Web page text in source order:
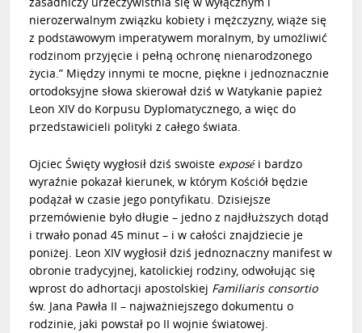
nierozerwalnym związku kobiety i mężczyzny, wiąże się
z podstawowym imperatywem moralnym, by umożliwić
rodzinom przyjęcie i pełną ochronę nienarodzonego
życia.” Między innymi te mocne, piękne i jednoznacznie
ortodoksyjne słowa skierował dziś w Watykanie papież
Leon XIV do Korpusu Dyplomatycznego, a więc do
przedstawicieli polityki z całego świata.
Ojciec Święty wygłosił dziś swoiste exposéi bardzo
wyraźnie pokazał kierunek, w którym Kościół będzie
podążał w czasie jego pontyfikatu. Dzisiejsze
przemówienie było długie – jedno z najdłuższych dotąd
i trwało ponad 45 minut – i w całości znajdziecie je
poniżej. Leon XIV wygłosił dziś jednoznaczny manifest w
obronie tradycyjnej, katolickiej rodziny, odwołując się
wprost do adhortacji apostolskiej Familiaris consortio
św. Jana Pawła II – najważniejszego dokumentu o
rodzinie, jaki powstał po II wojnie światowej.